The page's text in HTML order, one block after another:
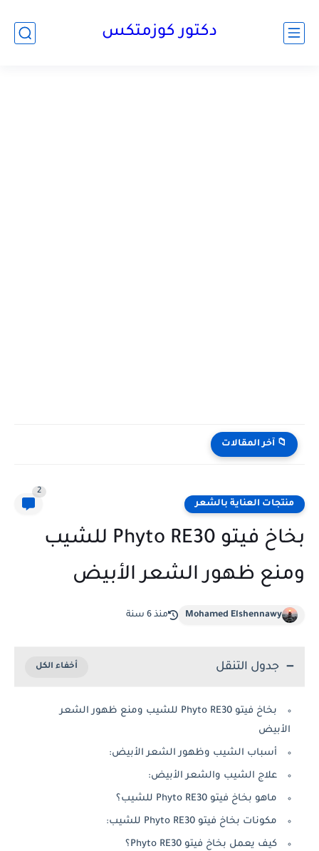
دكتور كوزمتكس
📁 آخر المقالات
منتجات العناية بالشعر
2
بخاخ فيتو Phyto RE30 للشيب
ومنع ظهور الشعر الأبيض
Mohamed Elshennawy منذ 6 سنة
جدول التنقل
بخاخ فيتو Phyto RE30 للشيب ومنع ظهور الشعر
الأبيض
أسباب الشيب وظهور الشعر الأبيض:
علاج الشيب والشعر الأبيض:
ماهو بخاخ فيتو Phyto RE30 للشيب؟
مكونات بخاخ فيتو Phyto RE30 للشيب:
كيف يعمل بخاخ فيتو Phyto RE30؟